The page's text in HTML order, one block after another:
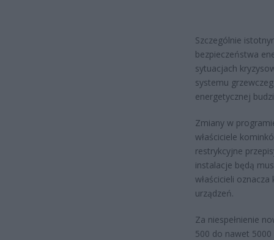
Szczególnie
bezpieczeństwa
sytuacjach
systemu
energetycznej
Zmiany w
właściciele
restrykcyjne
instalacje będą
właścicieli
urządzeń.
Za niespełnienie
500 do nawet